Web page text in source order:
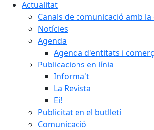
Actualitat
Canals de comunicació amb
Notícies
Agenda
Agenda d'entitats i
Publicacions en línia
Informa't
La Revista
Ei!
Publicitat en el butlletí
Comunicació